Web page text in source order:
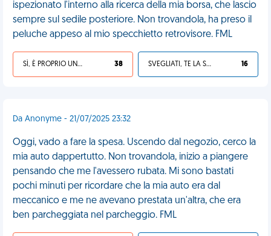
ispezionato l'interno alla ricerca della mia borsa, che lascio
sempre sul sedile posteriore. Non trovandola, ha preso il
peluche appeso al mio specchietto retrovisore. FML
SÌ, È PROPRIO UNA VDM! 38 SVEGLIATI, TE LA SEI CERCATA! 16
Da Anonyme - 21/07/2025 23:32
Oggi, vado a fare la spesa. Uscendo dal negozio, cerco la
mia auto dappertutto. Non trovandola, inizio a piangere
pensando che me l'avessero rubata. Mi sono bastati
pochi minuti per ricordare che la mia auto era dal
meccanico e me ne avevano prestata un'altra, che era
ben parcheggiata nel parcheggio. FML